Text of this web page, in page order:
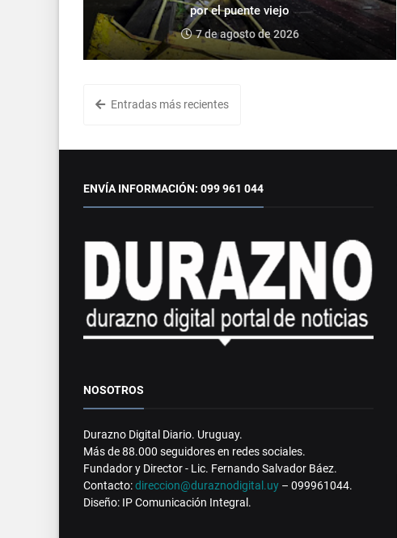
por el puente viejo
7 de agosto de 2026
Entradas más recientes
ENVÍA INFORMACIÓN: 099 961 044
NOSOTROS
Durazno Digital Diario. Uruguay.
Más de 88.000 seguidores en redes sociales.
Fundador y Director - Lic. Fernando Salvador Báez.
Contacto:direccion@duraznodigital.uy – 099961044.
Diseño: IP Comunicación Integral.